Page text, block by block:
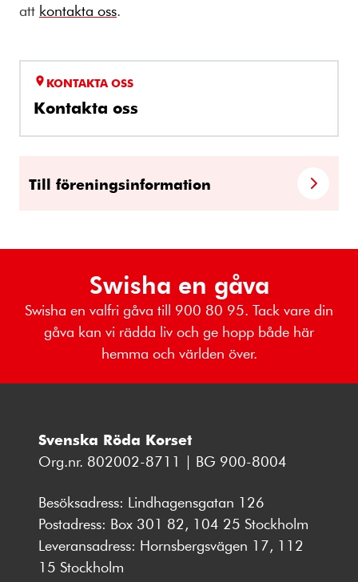
att kontakta oss.
KONTAKTA OSS
Kontakta oss
Till föreningsinformation
Swisha en gåva
Swisha en valfri gåva till 900 80 95. Tack vare din
gåva kan vi rädda liv och ge hopp både här
hemma och världen över.
Svenska Röda Korset
Org.nr. 802002-8711 | BG 900-8004
Besöksadress: Lindhagensgatan 126
Postadress: Box 301 82, 104 25 Stockholm
Leveransadress: Hornsbergsvägen 17, 112
15 Stockholm